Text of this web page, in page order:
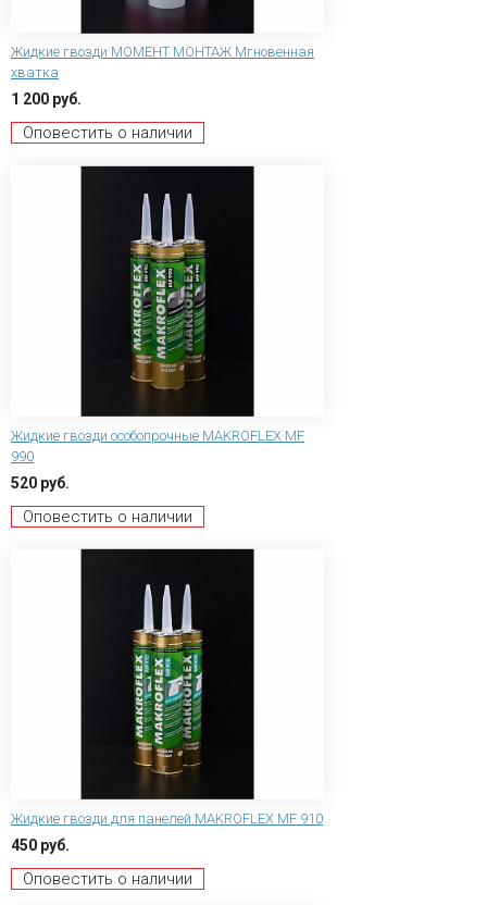
Жидкие гвозди МОМЕНТ МОНТАЖ Мгновенная
хватка
1 200 руб.
Оповестить о наличии
Жидкие гвозди особопрочные MAKROFLEX MF
990
520 руб.
Оповестить о наличии
Жидкие гвозди для панелей MAKROFLEX MF 910
450 руб.
Оповестить о наличии